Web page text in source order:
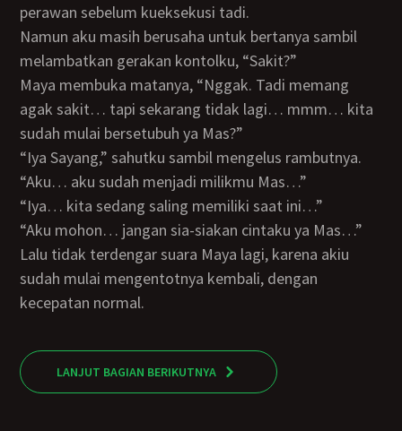
perawan sebelum kueksekusi tadi.
Namun aku masih berusaha untuk bertanya sambil
melambatkan gerakan kontolku, “Sakit?”
Maya membuka matanya, “Nggak. Tadi memang
agak sakit… tapi sekarang tidak lagi… mmm… kita
sudah mulai bersetubuh ya Mas?”
“Iya Sayang,” sahutku sambil mengelus rambutnya.
“Aku… aku sudah menjadi milikmu Mas…”
“Iya… kita sedang saling memiliki saat ini…”
“Aku mohon… jangan sia-siakan cintaku ya Mas…”
Lalu tidak terdengar suara Maya lagi, karena akiu
sudah mulai mengentotnya kembali, dengan
kecepatan normal.
LANJUT BAGIAN BERIKUTNYA